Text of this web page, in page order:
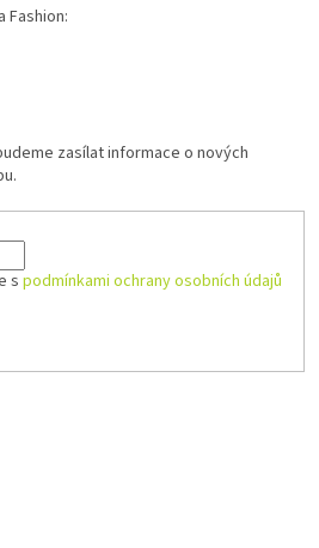
Fashion:
zasílat informace o nových
s podmínkami ochrany osobních údajů